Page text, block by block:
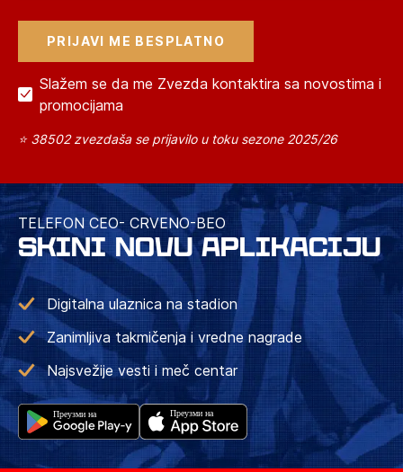
Slažem se da me Zvezda kontaktira sa novostima i
promocijama
⭐ 38502 zvezdaša se prijavilo u toku sezone 2025/26
TELEFON CEO- CRVENO-BEO
SKINI NOVU APLIKACIJU
Digitalna ulaznica na stadion
Zanimljiva takmičenja i vredne nagrade
Najsvežije vesti i meč centar